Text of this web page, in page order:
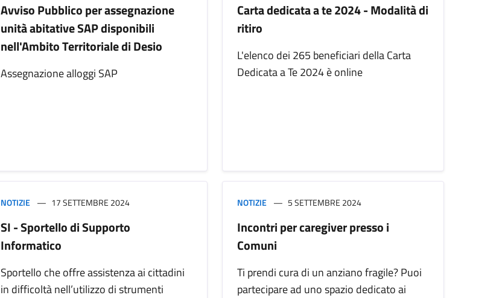
Avviso Pubblico per assegnazione
unità abitative SAP disponibili
nell'Ambito Territoriale di Desio
Assegnazione alloggi SAP
Carta dedicata a te 2024 - Modalità di
ritiro
L'elenco dei 265 beneficiari della Carta
Dedicata a Te 2024 è online
NOTIZIE 17 SETTEMBRE 2024
SI - Sportello di Supporto
Informatico
Sportello che offre assistenza ai cittadini
in difficoltà nell’utilizzo di strumenti
NOTIZIE 5 SETTEMBRE 2024
Incontri per caregiver presso i
Comuni
Ti prendi cura di un anziano fragile? Puoi
partecipare ad uno spazio dedicato ai